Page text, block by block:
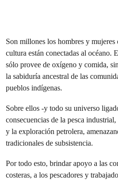
Son millones los hombres y
cultura están conectadas al océano.
sólo provee de oxígeno y comida,
la sabiduría ancestral de las
pueblos indígenas.
Sobre ellos -y todo su universo
consecuencias de la pesca
y la exploración petrolera,
tradicionales de subsistencia.
Por todo esto, brindar apoyo a las
costeras, a los pescadores y